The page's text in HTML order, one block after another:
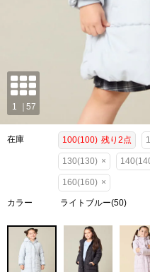
在庫 100(100) 残り2点
130(130) ×
160(160) ×
カラー ライトブルー(50)